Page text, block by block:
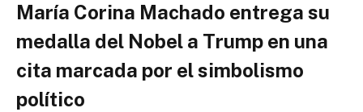
María Corina Machado entrega su
medalla del Nobel a Trump en una
cita marcada por el simbolismo
político